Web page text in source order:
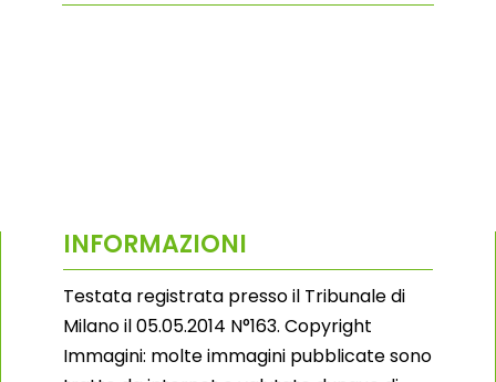
INFORMAZIONI
Testata registrata presso il Tribunale di
Milano il 05.05.2014 N°163. Copyright
Immagini: molte immagini pubblicate sono